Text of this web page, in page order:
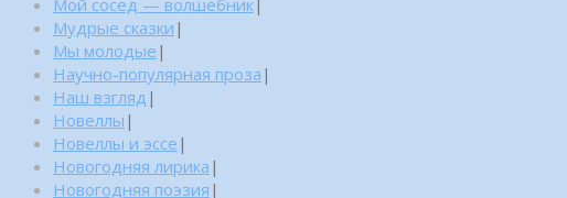
Мудрые сказки |
Мы молодые |
Научно-популярная проза |
Наш взгляд |
Новеллы |
Новеллы и эссе |
Новогодняя лирика |
Новогодняя поэзия |